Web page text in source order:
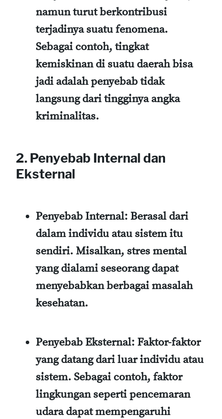
namun turut berkontribusi
terjadinya suatu fenomena.
Sebagai contoh, tingkat
kemiskinan di suatu daerah bisa
jadi adalah penyebab tidak
langsung dari tingginya angka
kriminalitas.
2. Penyebab Internal dan
Eksternal
Penyebab Internal: Berasal dari
dalam individu atau sistem itu
sendiri. Misalkan, stres mental
yang dialami seseorang dapat
menyebabkan berbagai masalah
kesehatan.
Penyebab Eksternal: Faktor-faktor
yang datang dari luar individu atau
sistem. Sebagai contoh, faktor
lingkungan seperti pencemaran
udara dapat mempengaruhi